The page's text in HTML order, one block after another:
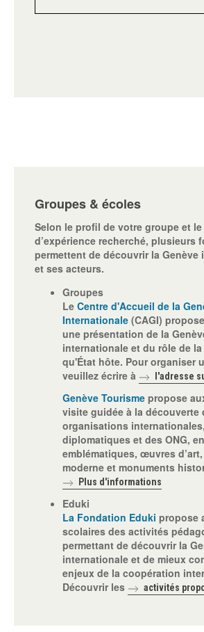
Groupes & écoles
Selon le profil de votre groupe et
d’expérience recherché, plusieurs
permettent de découvrir la Genève
et ses acteurs.
Groupes
Le Centre d'Accueil de la
Internationale (CAGI)
une présentation de la
internationale et du rôle de
qu'État hôte. Pour organiser
veuillez écrire à
l'adresse
Genève Tourisme propose
visite guidée à la découverte
organisations
diplomatiques et des ONG,
emblématiques, œuvres
moderne et monuments
Plus d'informations
Eduki
La Fondation Eduki propose
scolaires des activités
permettant de découvrir la
internationale et de mieux
enjeux de la coopération
Découvrir les
activités